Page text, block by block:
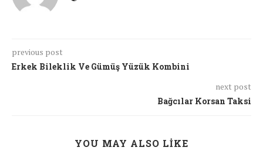
previous post
Erkek Bileklik Ve Gümüş Yüzük Kombini
next post
Bağcılar Korsan Taksi
YOU MAY ALSO LIKE